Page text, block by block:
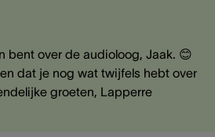
bent over de audioloog, Jaak. 😊
dat je nog wat twijfels hebt over
groeten, Lapperre